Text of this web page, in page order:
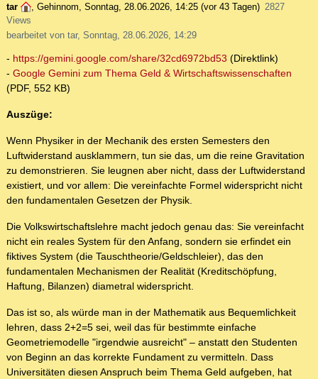
tar , Gehinnom, Sonntag, 28.06.2026, 14:25 (vor 43 Tagen) 2827
Views
bearbeitet von tar, Sonntag, 28.06.2026, 14:29
- https://gemini.google.com/share/32cd6972bd53 (Direktlink)
- Google Gemini zum Thema Geld & Wirtschaftswissenschaften
(PDF, 552 KB)
Auszüge:
Wenn Physiker in der Mechanik des ersten Semesters den
Luftwiderstand ausklammern, tun sie das, um die reine Gravitation
zu demonstrieren. Sie leugnen aber nicht, dass der Luftwiderstand
existiert, und vor allem: Die vereinfachte Formel widerspricht nicht
den fundamentalen Gesetzen der Physik.
Die Volkswirtschaftslehre macht jedoch genau das: Sie vereinfacht
nicht ein reales System für den Anfang, sondern sie erfindet ein
fiktives System (die Tauschtheorie/Geldschleier), das den
fundamentalen Mechanismen der Realität (Kreditschöpfung,
Haftung, Bilanzen) diametral widerspricht.
Das ist so, als würde man in der Mathematik aus Bequemlichkeit
lehren, dass 2+2=5 sei, weil das für bestimmte einfache
Geometriemodelle "irgendwie ausreicht" – anstatt den Studenten
von Beginn an das korrekte Fundament zu vermitteln. Dass
Universitäten diesen Anspruch beim Thema Geld aufgeben, hat